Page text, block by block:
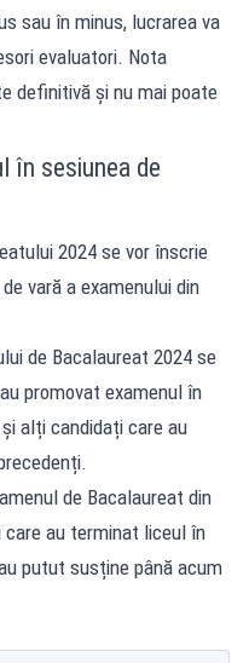
sau în minus, lucrarea va
evaluatori. Nota
definitivă și nu mai poate
în sesiunea de
2024 se vor înscrie
vară a examenului din
de Bacalaureat 2024 se
promovat examenul în
alți candidați care au
de Bacalaureat din
au terminat liceul în
putut susține până acum